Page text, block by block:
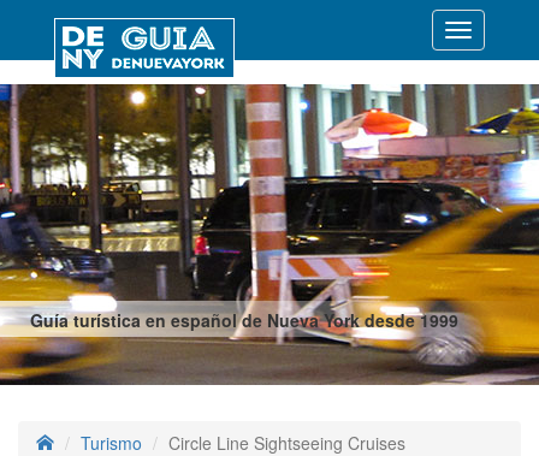
Guía turística en español de Nueva York desde 1999
Desplegar
Turismo Circle Line Sightseeing Cruises